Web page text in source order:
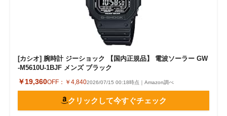
[カシオ] 腕時計 ジーショック 【国内正規品】 電波ソーラー GW
-M5610U-1BJF メンズ ブラック
￥19,360OFF： ￥4,8402026/07/15 00:18時点｜Amazon調べ
クリックして今すぐチェック